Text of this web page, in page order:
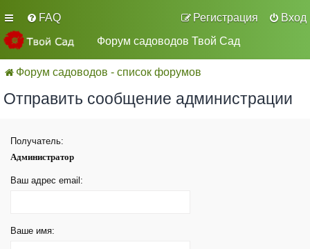
FAQ Вход
Регистрация
Форум садоводов Твой Сад
Форум садоводов - список форумов
Отправить сообщение администрации
Получатель:
Администратор
Ваш адрес email:
Ваше имя: